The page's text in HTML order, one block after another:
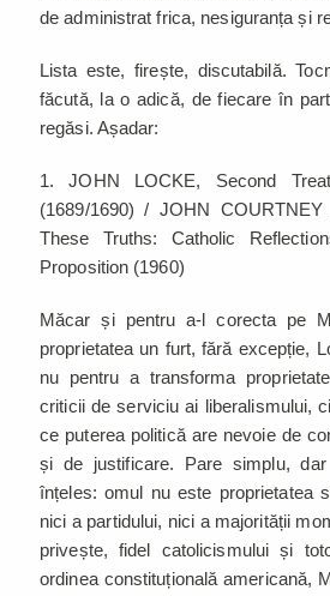
de administrat frica, nesiguranța și
Lista este, firește, discutabilă.
făcută, la o adică, de fiecare în
regăsi. Așadar:
1. JOHN LOCKE, Second
(1689/1690) / JOHN
These Truths: Catholic
Proposition (1960)
Măcar și pentru a-l corecta pe
proprietatea un furt, fără excepție,
nu pentru a transforma
criticii de serviciu ai liberalismului,
ce puterea politică are nevoie de
și de justificare. Pare simplu,
înțeles: omul nu este proprietatea
nici a partidului, nici a majorității
privește, fidel catolicismului și
ordinea constituțională americană,